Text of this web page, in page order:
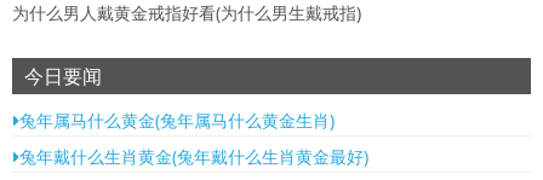
为什么男人戴黄金戒指好看(为什么男生戴戒指)
今日要闻
兔年属马什么黄金(兔年属马什么黄金生肖)
兔年戴什么生肖黄金(兔年戴什么生肖黄金最好)